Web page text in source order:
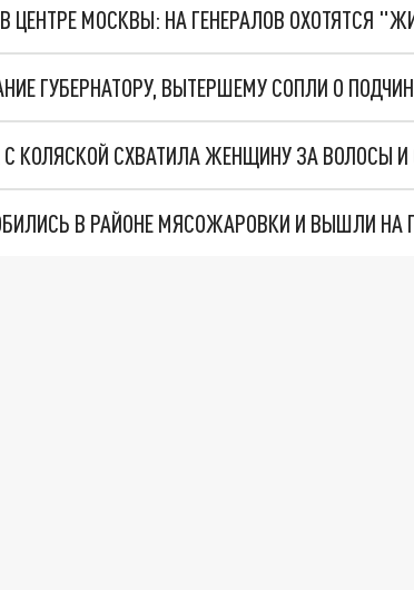
ЦЕНТРЕ МОСКВЫ: НА ГЕНЕРАЛОВ ОХОТЯТСЯ
ГУБЕРНАТОРУ, ВЫТЕРШЕМУ СОПЛИ О
В РАЙОНЕ МЯСОЖАРОВКИ И ВЫШЛИ НА